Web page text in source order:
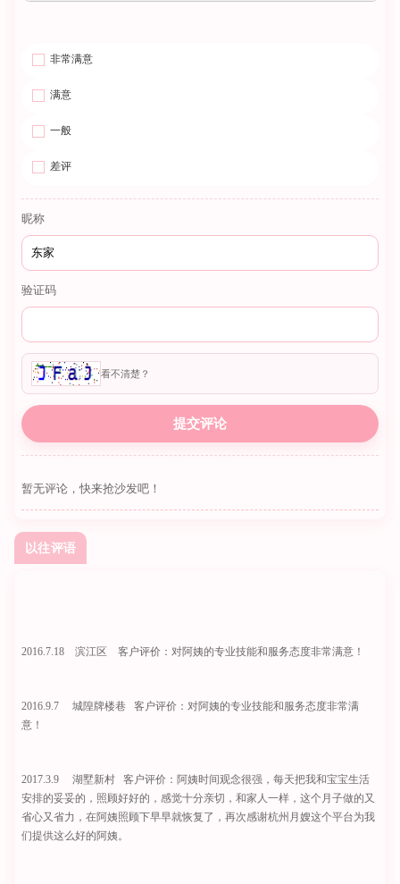
非常满意
满意
一般
差评
昵称
验证码
看不清楚？
暂无评论，快来抢沙发吧！
以往评语
2016.7.18 滨江区 客户评价：对阿姨的专业技能和服务态度非常满意！
2016.9.7 城隍牌楼巷 客户评价：对阿姨的专业技能和服务态度非常满
意！
2017.3.9 湖墅新村 客户评价：阿姨时间观念很强，每天把我和宝宝生活
安排的妥妥的，照顾好好的，感觉十分亲切，和家人一样，这个月子做的又
省心又省力，在阿姨照顾下早早就恢复了，再次感谢杭州月嫂这个平台为我
们提供这么好的阿姨。